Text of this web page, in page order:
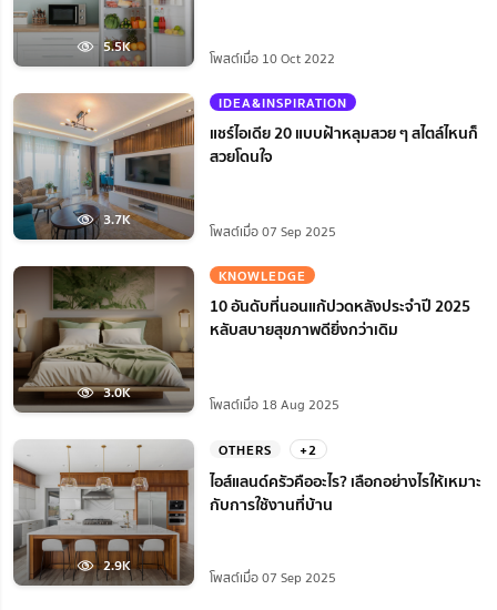
5.5K
โพสต์เมื่อ 10 Oct 2022
3.7K
IDEA&INSPIRATION
แชร์ไอเดีย 20 แบบฝ้าหลุมสวย ๆ สไตล์ไหนก็
สวยโดนใจ
โพสต์เมื่อ 07 Sep 2025
3.0K
KNOWLEDGE
10 อันดับที่นอนแก้ปวดหลังประจำปี 2025
หลับสบายสุขภาพดียิ่งกว่าเดิม
โพสต์เมื่อ 18 Aug 2025
2.9K
OTHERS +2
ไอส์แลนด์ครัวคืออะไร? เลือกอย่างไรให้เหมาะ
กับการใช้งานที่บ้าน
โพสต์เมื่อ 07 Sep 2025